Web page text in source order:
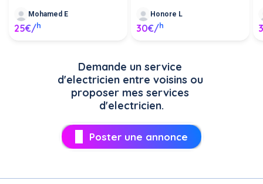
Mohamed E
25€/h
Honore L
30€/h
Demande un service
d'electricien entre voisins ou
proposer mes services
d'electricien.
Poster une annonce